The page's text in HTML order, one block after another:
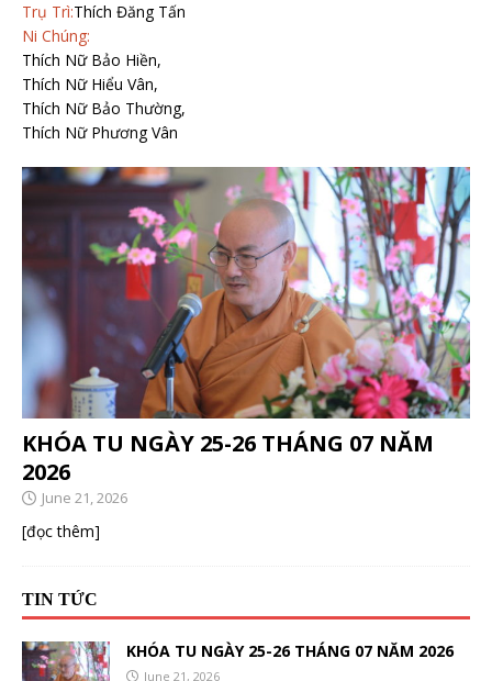
Trụ Trì:Thích Đăng Tấn
Ni Chúng:
Thích Nữ Bảo Hiền,
Thích Nữ Hiểu Vân,
Thích Nữ Bảo Thường,
Thích Nữ Phương Vân
KHÓA TU NGÀY 25-26 THÁNG 07 NĂM
2026
June 21, 2026
[đọc thêm]
TIN TỨC
KHÓA TU NGÀY 25-26 THÁNG 07 NĂM 2026
June 21, 2026